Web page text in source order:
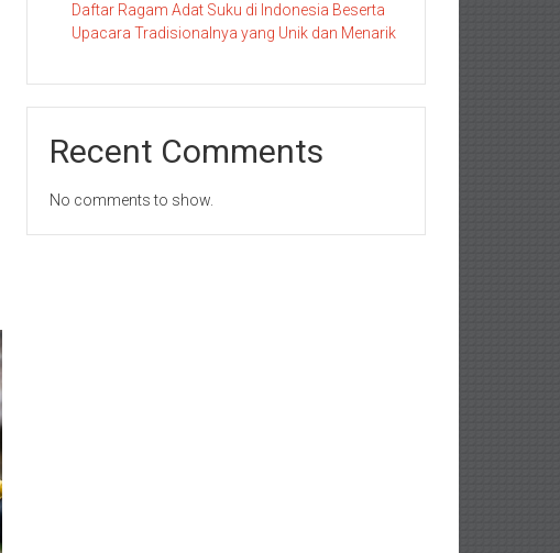
Daftar Ragam Adat Suku di Indonesia Beserta
Upacara Tradisionalnya yang Unik dan Menarik
Recent Comments
No comments to show.